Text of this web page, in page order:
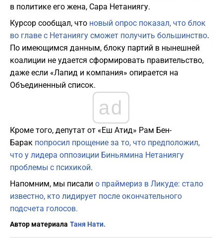
в политике его жена, Сара Нетаниягу.
Курсор сообщал, что новый опрос показал, что блок
во главе с Нетаниягу сможет получить большинство.
По имеющимся данным, блоку партий в нынешней
коалиции не удается сформировать правительство,
даже если «Лапид и компания» опирается на
Объединенный список.
ad
Кроме того, депутат от «Еш Атид» Рам Бен-
Барак попросил прощение за то, что предположил,
что у лидера оппозиции Биньямина Нетаниягу
проблемы с психикой.
Напомним, мы писали о праймериз в Ликуде: стало
известно, кто лидирует после окончательного
подсчета голосов.
Автор материала Таня Нати.